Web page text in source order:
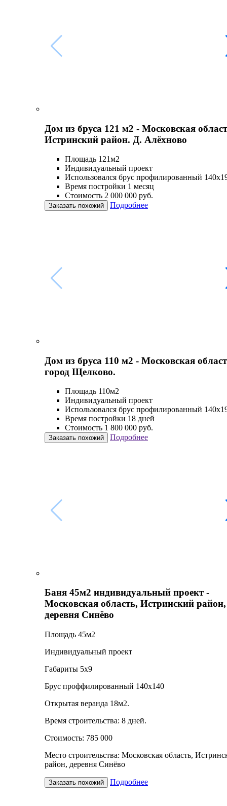
Дом из бруса 121 м2 - Московская
Истринский район. Д. Алёхново
Площадь 121м2
Индивидуальный проект
Использовался брус профилированный
Время постройки 1 месяц
Стоимость 2 000 000 руб.
Заказать похожий Подробнее
Дом из бруса 110 м2 - Московская
город Щелково.
Площадь 110м2
Индивидуальный проект
Использовался брус профилированный
Время постройки 18 дней
Стоимость 1 800 000 руб.
Заказать похожий Подробнее
Баня 45м2 индивидуальный проект -
Московская область, Истринский район,
деревня Синёво
Площадь 45м2
Индивидуальный проект
Габариты 5х9
Брус проффилированный 140х140
Открытая веранда 18м2.
Время строительства: 8 дней.
Стоимость: 785 000
Место строительства: Московская область,
район, деревня Синёво
Заказать похожий Подробнее